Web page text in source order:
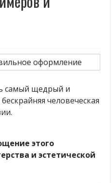
самый щедрый и
человеческая
этого
и эстетической